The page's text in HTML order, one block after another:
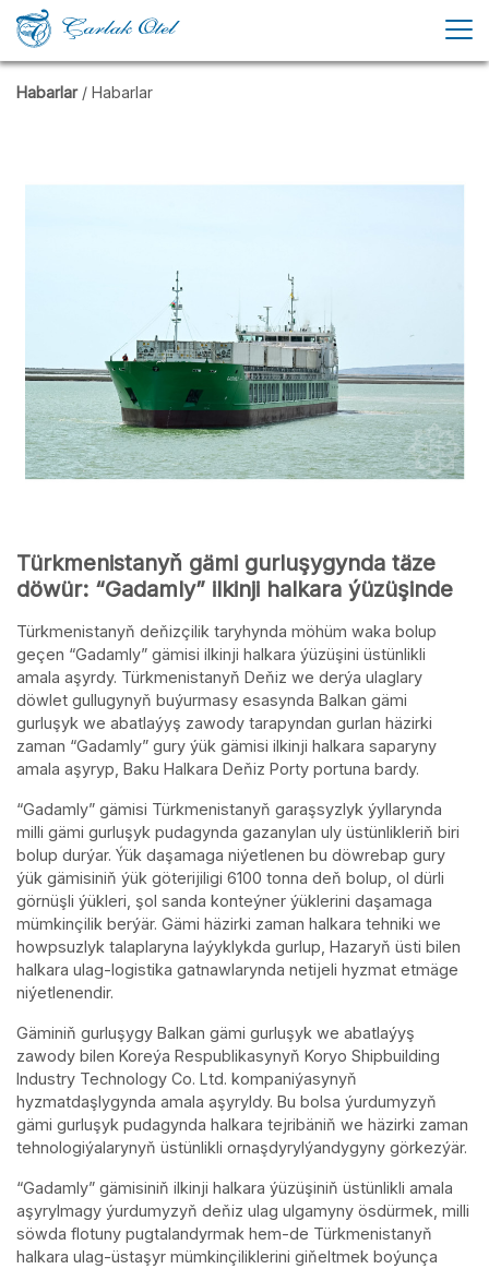
Habarlar / Habarlar
Türkmenistanyň gämi gurluşygynda täze
döwür: “Gadamly” ilkinji halkara ýüzüşinde
Türkmenistanyň deňizçilik taryhynda möhüm waka bolup
geçen “Gadamly” gämisi ilkinji halkara ýüzüşini üstünlikli
amala aşyrdy. Türkmenistanyň Deňiz we derýa ulaglary
döwlet gullugynyň buýurmasy esasynda Balkan gämi
gurluşyk we abatlaýyş zawody tarapyndan gurlan häzirki
zaman “Gadamly” gury ýük gämisi ilkinji halkara saparyny
amala aşyryp, Baku Halkara Deňiz Porty portuna bardy.
“Gadamly” gämisi Türkmenistanyň garaşsyzlyk ýyllarynda
milli gämi gurluşyk pudagynda gazanylan uly üstünlikleriň biri
bolup durýar. Ýük daşamaga niýetlenen bu döwrebap gury
ýük gämisiniň ýük göterijiligi 6100 tonna deň bolup, ol dürli
görnüşli ýükleri, şol sanda konteýner ýüklerini daşamaga
mümkinçilik berýär. Gämi häzirki zaman halkara tehniki we
howpsuzlyk talaplaryna laýyklykda gurlup, Hazaryň üsti bilen
halkara ulag-logistika gatnawlarynda netijeli hyzmat etmäge
niýetlenendir.
Gäminiň gurluşygy Balkan gämi gurluşyk we abatlaýyş
zawody bilen Koreýa Respublikasynyň Koryo Shipbuilding
Industry Technology Co. Ltd. kompaniýasynyň
hyzmatdaşlygynda amala aşyryldy. Bu bolsa ýurdumyzyň
gämi gurluşyk pudagynda halkara tejribäniň we häzirki zaman
tehnologiýalarynyň üstünlikli ornaşdyrylýandygyny görkezýär.
“Gadamly” gämisiniň ilkinji halkara ýüzüşiniň üstünlikli amala
aşyrylmagy ýurdumyzyň deňiz ulag ulgamyny ösdürmek, milli
söwda flotuny pugtalandyrmak hem-de Türkmenistanyň
halkara ulag-üstaşyr mümkinçiliklerini giňeltmek boýunça